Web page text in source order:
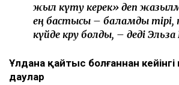
жыл күту керек» деп
ең бастысы – баламды
күйде көру болды, – деді
Ұлдана қайтыс болғаннан
даулар